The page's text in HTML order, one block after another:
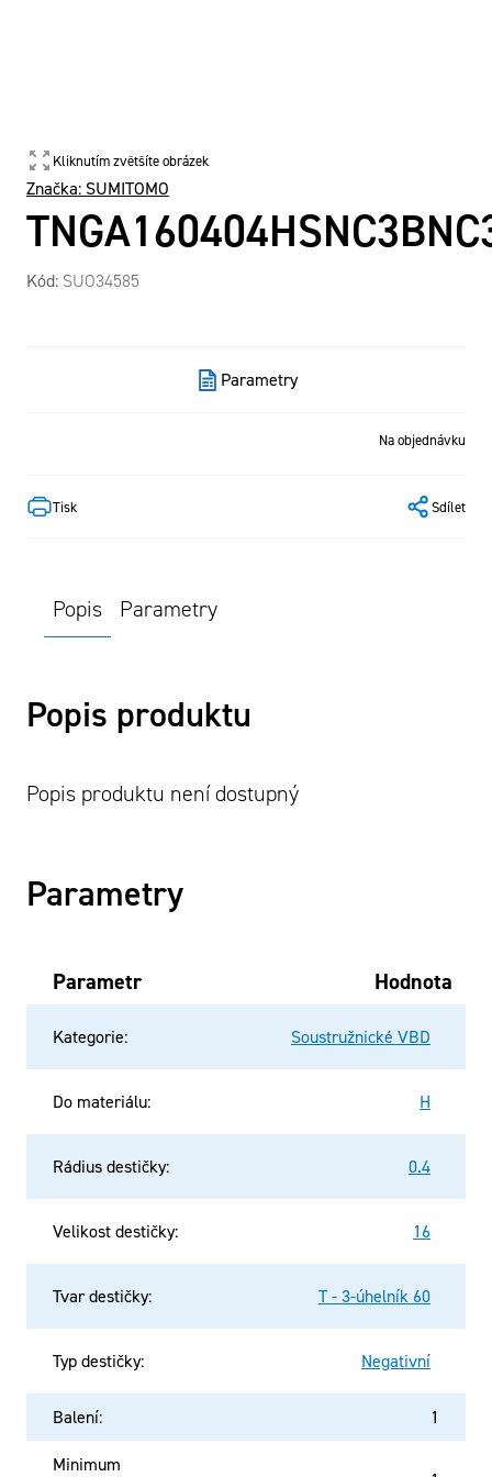
Kliknutím zvětšíte obrázek
Značka: SUMITOMO
Kód: SUO34585
Tisk Sdílet
Na objednávku
Parametry
Popis Parametry
Popis produktu
Popis produktu není dostupný
Parametry
Parametr Hodnota
Kategorie: Soustružnické VBD
Do materiálu: H
Rádius destičky: 0.4
Velikost destičky: 16
Tvar destičky: T - 3-úhelník 60
Typ destičky: Negativní
Balení: 1
Minimum